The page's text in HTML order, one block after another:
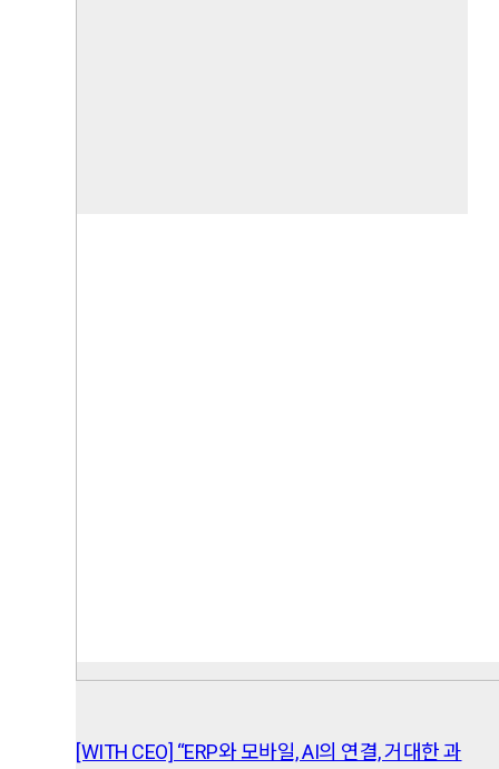
[WITH CEO] “ERP와 모바일, AI의 연결, 거대한 과